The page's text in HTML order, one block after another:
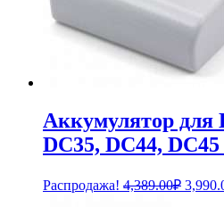
Аккумулятор для
DC35, DC44,
Распродажа! 4,389.00₽